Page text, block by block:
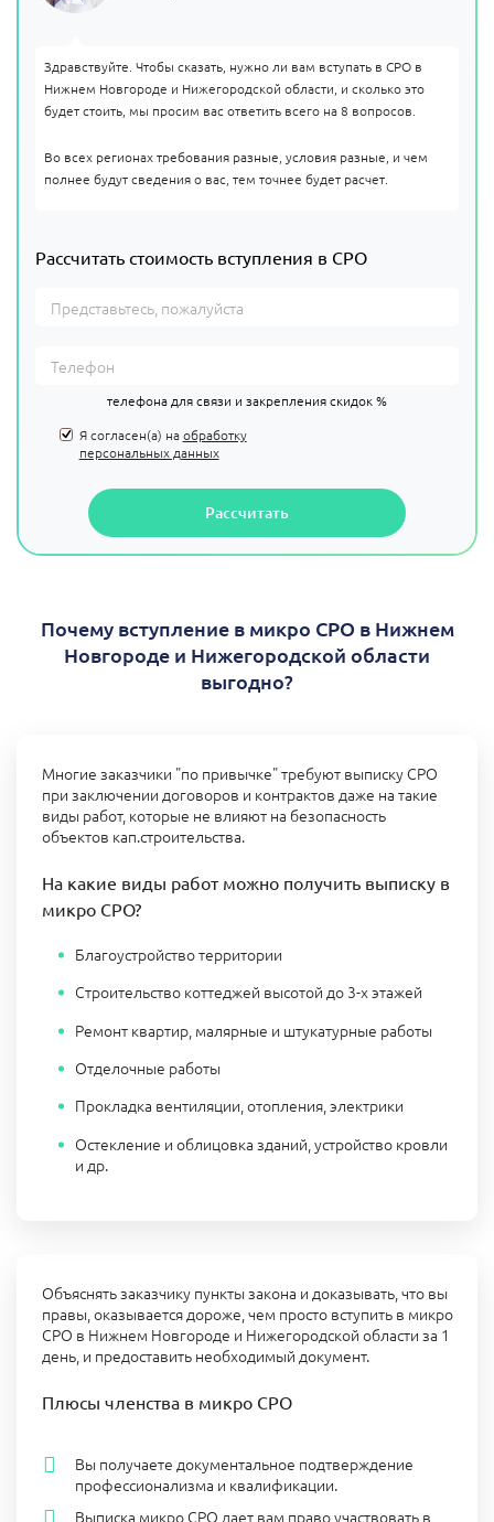
Здравствуйте. Чтобы сказать, нужно ли вам вступать в СРО в
Нижнем Новгороде и Нижегородской области, и сколько это
будет стоить, мы просим вас ответить всего на 8 вопросов.
Во всех регионах требования разные, условия разные, и чем
полнее будут сведения о вас, тем точнее будет расчет.
Рассчитать стоимость вступления в СРО
телефона для связи и закрепления скидок %
Я согласен(а) наобработку
персональных данных
Рассчитать
Почему вступление в микро СРО в Нижнем
Новгороде и Нижегородской области
выгодно?
Многие заказчики "по привычке" требуют выписку СРО
при заключении договоров и контрактов даже на такие
виды работ, которые не влияют на безопасность
объектов кап.строительства.
На какие виды работ можно получить выписку в
микро СРО?
Благоустройство территории
Строительство коттеджей высотой до 3-х этажей
Ремонт квартир, малярные и штукатурные работы
Отделочные работы
Прокладка вентиляции, отопления, электрики
Остекление и облицовка зданий, устройство кровли
и др.
Объяснять заказчику пункты закона и доказывать, что вы
правы, оказывается дороже, чем просто вступить в микро
СРО в Нижнем Новгороде и Нижегородской области за 1
день, и предоставить необходимый документ.
Плюсы членства в микро СРО
Вы получаете документальное подтверждение
профессионализма и квалификации.
Выписка микро СРО дает вам право участвовать в